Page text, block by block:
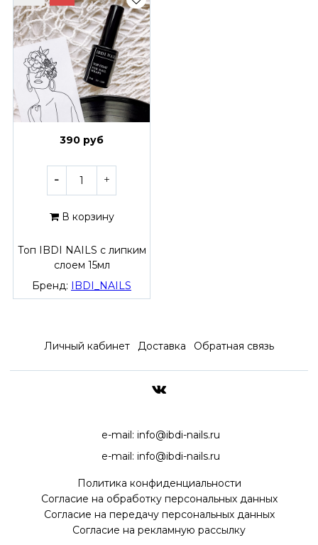
390 руб
В корзину
Топ IBDI NAILS с липким
слоем 15мл
Бренд: IBDI_NAILS
Личный кабинет Доставка Обратная связь
e-mail: info@ibdi-nails.ru
e-mail: info@ibdi-nails.ru
Политика конфиденциальности
Согласие на обработку персональных данных
Согласие на передачу персональных данных
Согласие на рекламную рассылку